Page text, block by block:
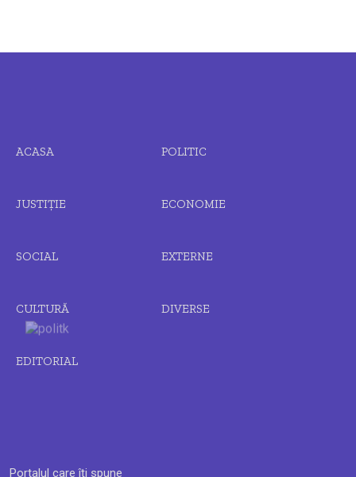
Portalul care îți spune
ACASA POLITIC
JUSTIȚIE ECONOMIE
SOCIAL EXTERNE
CULTURĂ DIVERSE
EDITORIAL